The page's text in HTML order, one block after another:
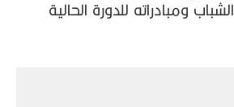
ومبادراته للدورة الحالية